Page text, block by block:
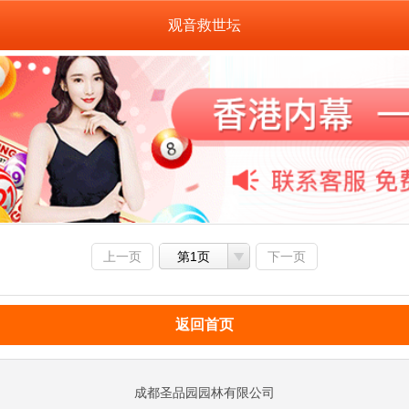
观音救世坛
上一页 第1页 下一页
返回首页
成都圣品园园林有限公司